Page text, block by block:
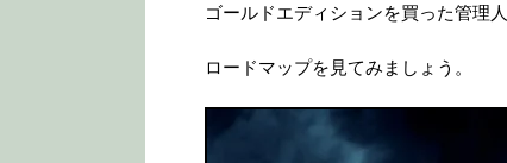
ゴールドエディションを買った管理
ロードマップを見てみましょう。